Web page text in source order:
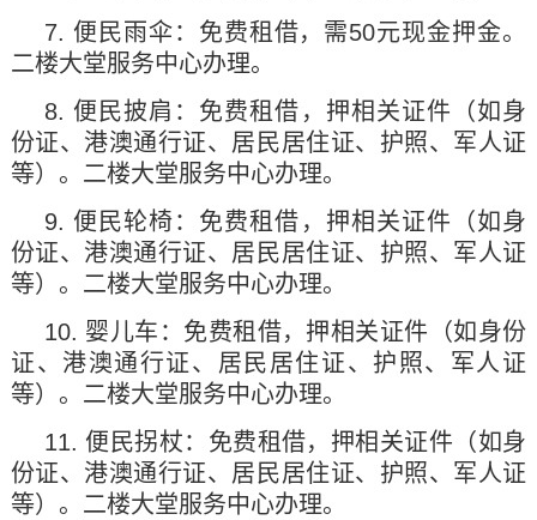
7. 便民雨伞：免费租借，需50元现金押金。
二楼大堂服务中心办理。
8. 便民披肩：免费租借，押相关证件（如身
份证、港澳通行证、居民居住证、护照、军人证
等） 。 二楼大堂服务中心办理。
9. 便民轮椅：免费租借，押相关证件（如身
份证、港澳通行证、居民居住证、护照、军人证
等）。二楼大堂服务中心办理。
10. 婴儿车：免费租借，押相关证件（如身份
证、港澳通行证、居民居住证、护照、军人证
等）。二楼大堂服务中心办理。
11. 便民拐杖：免费租借，押相关证件（如身
份证、港澳通行证、居民居住证、护照、军人证
等）。二楼大堂服务中心办理。